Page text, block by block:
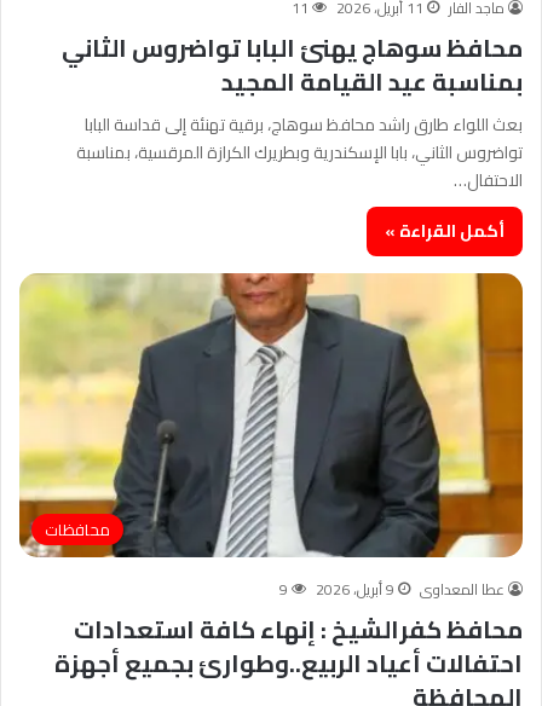
ماجد الفار 11 أبريل، 2026 11
محافظ سوهاج يهنئ البابا تواضروس الثاني
بمناسبة عيد القيامة المجيد
بعث اللواء طارق راشد محافظ سوهاج، برقية تهنئة إلى قداسة البابا
تواضروس الثاني، بابا الإسكندرية وبطريرك الكرازة المرقسية، بمناسبة
الاحتفال…
أكمل القراءة »
محافظات
عطا المعداوى 9 أبريل، 2026 9
محافظ كفرالشيخ : إنهاء كافة استعدادات
احتفالات أعياد الربيع..وطوارئ بجميع أجهزة
المحافظة